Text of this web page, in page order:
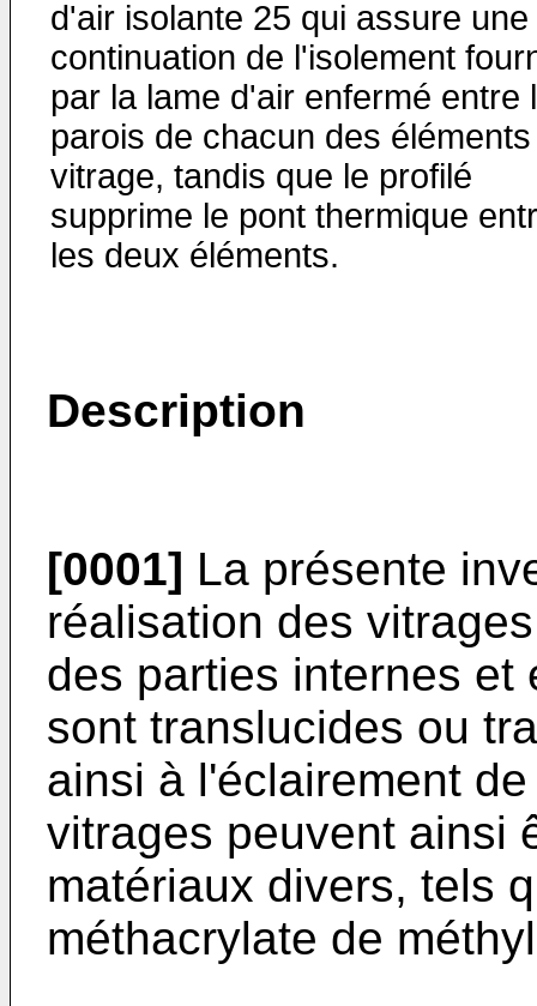
d'air isolante 25 qui assure une
continuation de l'isolement
par la lame d'air enfermé entre
parois de chacun des
vitrage, tandis que le profilé
supprime le pont thermique
les deux éléments.
Description
[0001] La présente
réalisation des
des parties internes et
sont translucides ou
ainsi à l'éclairement
vitrages peuvent ainsi
matériaux divers, tels
méthacrylate de